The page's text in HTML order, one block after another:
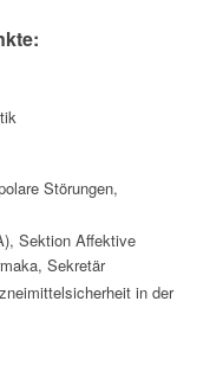
Störungen,
Sektion Affektive
Sekretär
in der